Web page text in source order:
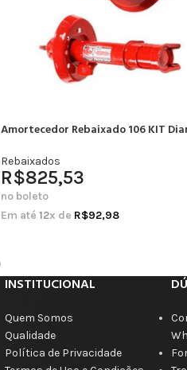
Amortecedor Rebaixado 106 KIT
Rebaixados
R$825,53
no boleto
Em até 12x de R$92,98
INSTITUCIONAL
Quem Somos
Qualidade
Política de Privacidade